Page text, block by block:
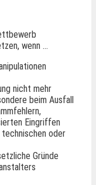
wenn …
nicht mehr
beim Ausfall
Eingriffen
oder
Gründe